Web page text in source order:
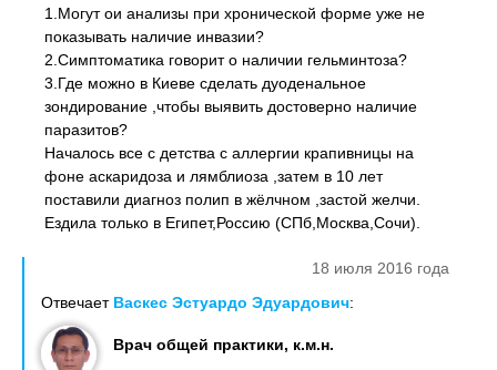
1.Могут ои анализы при хронической форме уже не
показывать наличие инвазии?
2.Симптоматика говорит о наличии гельминтоза?
3.Где можно в Киеве сделать дуоденальное
зондирование ,чтобы выявить достоверно наличие
паразитов?
Началось все с детства с аллергии крапивницы на
фоне аскаридоза и лямблиоза ,затем в 10 лет
поставили диагноз полип в жёлчном ,застой желчи.
Ездила только в Египет,Россию (СПб,Москва,Сочи).
18 июля 2016 года
Отвечает Васкес Эстуардо Эдуардович:
Врач общей практики, к.м.н.